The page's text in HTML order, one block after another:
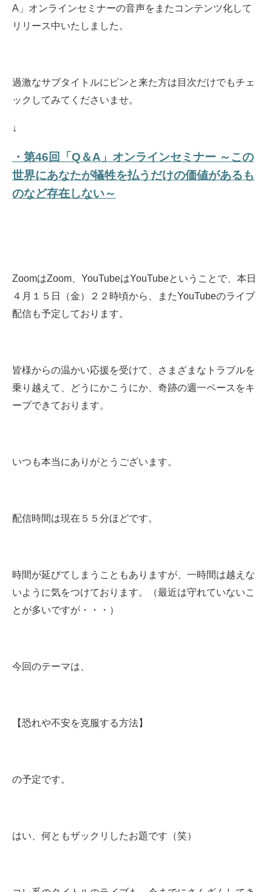
A」オンラインセミナーの音声をまたコンテンツ化して
リリース中いたしました。
過激なサブタイトルにピンと来た方は目次だけでもチェ
ックしてみてくださいませ。
↓
・第46回「Q＆A」オンラインセミナー ～この
世界にあなたが犠牲を払うだけの価値があるも
のなど存在しない～
ZoomはZoom、YouTubeはYouTubeということで、本日
４月１５日（金）２２時頃から、またYouTubeのライブ
配信も予定しております。
皆様からの温かい応援を受けて、さまざまなトラブルを
乗り越えて、どうにかこうにか、奇跡の週一ペースをキ
ープできております。
いつも本当にありがとうございます。
配信時間は現在５５分ほどです。
時間が延びてしまうこともありますが、一時間は越えな
いように気をつけております。（最近は守れていないこ
とが多いですが・・・）
今回のテーマは、
【恐れや不安を克服する方法】
の予定です。
はい、何ともザックリしたお題です（笑）